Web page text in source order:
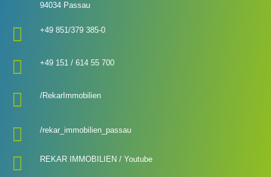
94034 Passau
 +49 851/379 385-0
 +49 151 / 614 55 700‬
 /RekarImmobilien
 /rekar_immobilien_passau
 REKAR IMMOBILIEN / Youtube